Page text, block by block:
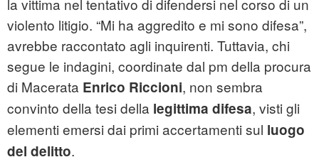
la vittima nel tentativo di difendersi nel corso di un
violento litigio. “Mi ha aggredito e mi sono difesa”,
avrebbe raccontato agli inquirenti. Tuttavia, chi
segue le indagini, coordinate dal pm della procura
di Macerata Enrico Riccioni, non sembra
convinto della tesi della legittima difesa, visti gli
elementi emersi dai primi accertamenti sul luogo
del delitto.